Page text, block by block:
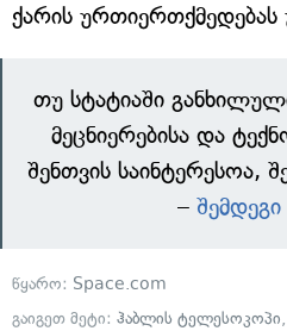
ქარის ურთიერთქმედებას
თუ სტატიაში
მეცნიერებისა და
შენთვის საინტერესოა,
–
წყარო: Space.com
გაიგეთ მეტი: ჰაბლის ტელესოკოპი,